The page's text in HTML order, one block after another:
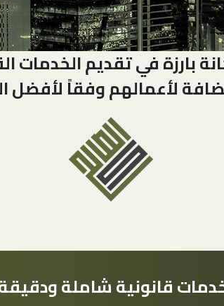
بارزة في تقديم الخدمات
لأعمالهم وفقاً لأفضل
قانونية شاملة